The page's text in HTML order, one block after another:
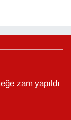
zam yapıldı